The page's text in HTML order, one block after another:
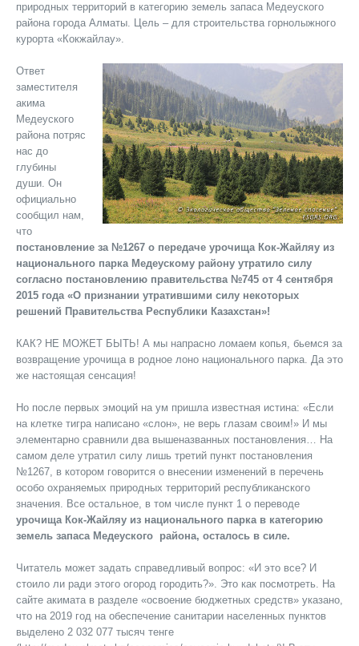
природных территорий в категорию земель запаса Медеуского
района города Алматы. Цель – для строительства горнолыжного
курорта «Кокжайлау».
Ответ
заместителя
акима
Медеуского
района потряс
нас до
глубины
души. Он
официально
сообщил нам,
что
постановление за №1267 о передаче урочища Кок-Жайляу из
национального парка Медеускому району утратило силу
согласно постановлению правительства №745 от 4 сентября
2015 года «О признании утратившими силу некоторых
решений Правительства Республики Казахстан»!
КАК? НЕ МОЖЕТ БЫТЬ! А мы напрасно ломаем копья, бьемся за
возвращение урочища в родное лоно национального парка. Да это
же настоящая сенсация!
Но после первых эмоций на ум пришла известная истина: «Если
на клетке тигра написано «слон», не верь глазам своим!» И мы
элементарно сравнили два вышеназванных постановления… На
самом деле утратил силу лишь третий пункт постановления
№1267, в котором говорится о внесении изменений в перечень
особо охраняемых природных территорий республиканского
значения. Все остальное, в том числе пункт 1 о переводе
урочища Кок-Жайляу из национального парка в категорию
земель запаса Медеуского района, осталось в силе.
Читатель может задать справедливый вопрос: «И это все? И
стоило ли ради этого огород городить?». Это как посмотреть. На
сайте акимата в разделе «освоение бюджетных средств» указано,
что на 2019 год на обеспечение санитарии населенных пунктов
выделено 2 032 077 тысяч тенге